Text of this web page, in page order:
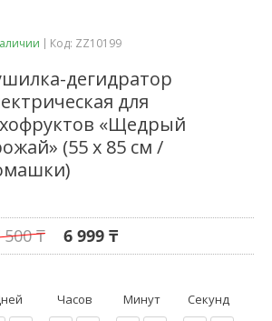
Код: ZZ10199
дегидратор
для
«Щедрый
(55 х 85 см /
500 ₸ 6 999 ₸
Часов Минут Секунд